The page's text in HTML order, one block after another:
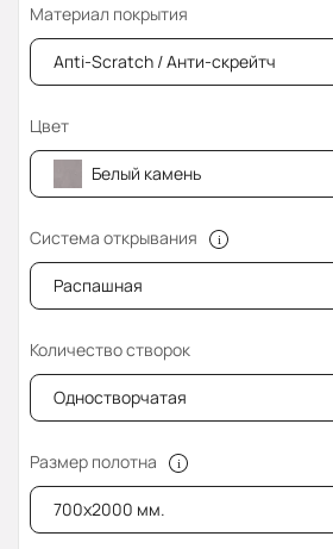
Материал покрытия
Апti-Sсrаtсh / Анти-скрейтч
Цвет
Белый камень
Система открывания
Распашная
Количество створок
Одностворчатая
Размер полотна
700x2000 мм.